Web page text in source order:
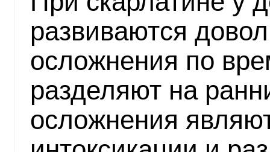
развиваются
осложнения по
разделяют на
осложнения